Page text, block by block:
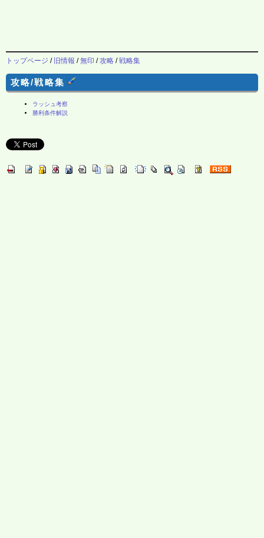
トップページ / 旧情報 /無印 /攻略 /戦略集
攻略/戦略集
ラッシュ考察
勝利条件解説